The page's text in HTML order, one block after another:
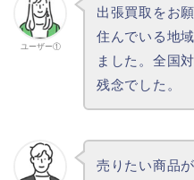
ユーザー①
出張買取をお
住んでいる地
ました。全国
残念でした。
売りたい商品